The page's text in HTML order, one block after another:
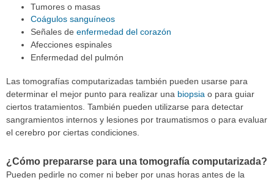
Tumores o masas
Coágulos sanguíneos
Señales de enfermedad del corazón
Afecciones espinales
Enfermedad del pulmón
Las tomografías computarizadas también pueden usarse para
determinar el mejor punto para realizar una biopsia o para guiar
ciertos tratamientos. También pueden utilizarse para detectar
sangramientos internos y lesiones por traumatismos o para evaluar
el cerebro por ciertas condiciones.
¿Cómo prepararse para una tomografía computarizada?
Pueden pedirle no comer ni beber por unas horas antes de la